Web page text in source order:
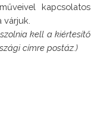
kapcsolatos
kell a kiértesítő
címre postáz.)